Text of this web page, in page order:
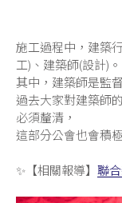
施工過程中，建築
工)、建築師(設計)。
其中，建築師是監
過去大家對建築師
必須釐清，
這部分公會也會積
✨【相關報導】 聯